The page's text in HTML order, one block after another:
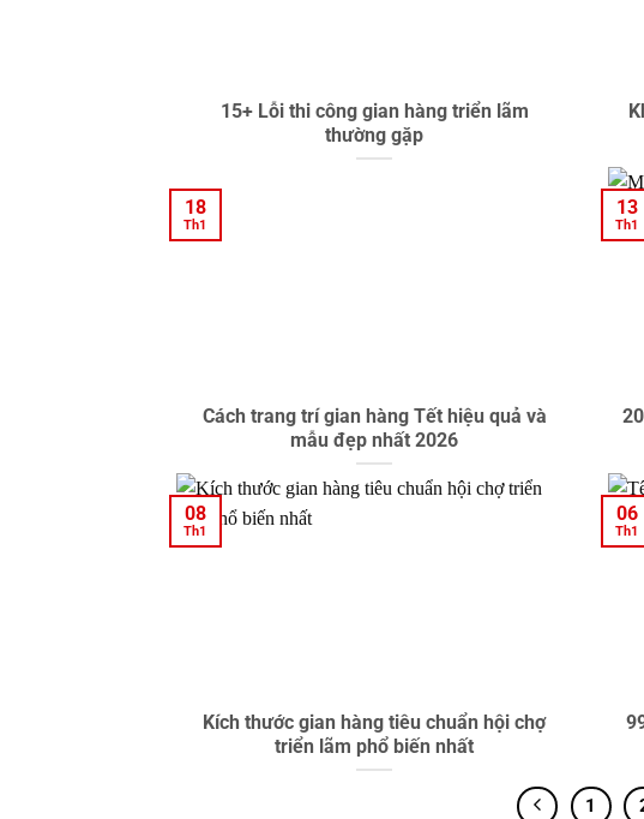
15+ Lỗi thi công gian hàng triển lãm
thường gặp
Cách trang trí gian hàng Tết hiệu quả và
mẫu đẹp nhất 2026
18
Th1
13
Th1
Kích thước gian hàng tiêu chuẩn hội chợ
triển lãm phổ biến nhất
08
Th1
06
Th1
1